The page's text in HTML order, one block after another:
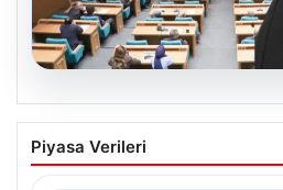
05.08.2026
Üsküdar
Sibel Tan Çetinkaya oldu
Piyasa Verileri